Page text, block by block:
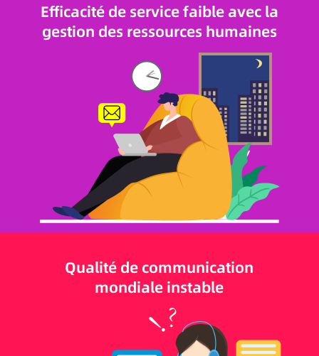
Efficacité de service faible avec la
gestion des ressources humaines
Qualité de communication
mondiale instable